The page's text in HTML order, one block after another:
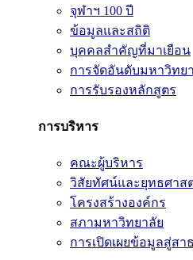
จุฬาฯ 100 ปี
ข้อมูลและสถิติ
บุคคลสำคัญที่มาเยือน
การจัดอันดับมหาวิทย
การรับรองหลักสูตร
การบริหาร
คณะผู้บริหาร
วิสัยทัศน์และยุทธศาส
โครงสร้างองค์กร
สภามหาวิทยาลัย
การเปิดเผยข้อมูลสู่สา